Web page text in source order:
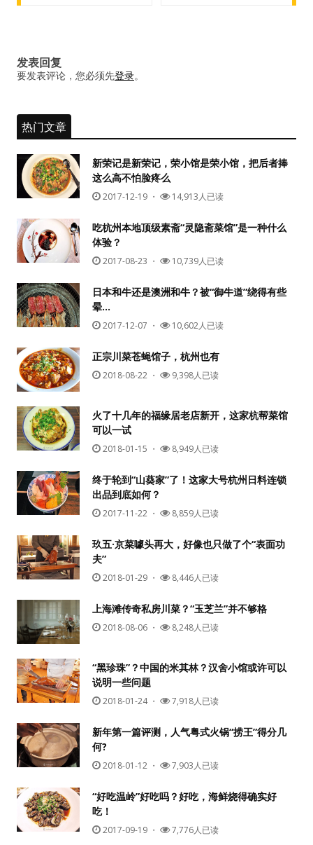
发表回复
要发表评论，您必须先登录。
热门文章
新荣记是新荣记，荣小馆是荣小馆，把后者捧
这么高不怕脸疼么
2017-12-19 ・ 14,913人已读
吃杭州本地顶级素斋“灵隐斋菜馆”是一种什么
体验？
2017-08-23 ・ 10,739人已读
日本和牛还是澳洲和牛？被“御牛道”绕得有些
晕…
2017-12-07 ・ 10,602人已读
正宗川菜苍蝇馆子，杭州也有
2018-08-22 ・ 9,398人已读
火了十几年的福缘居老店新开，这家杭帮菜馆
可以一试
2018-01-15 ・ 8,949人已读
终于轮到“山葵家”了！这家大号杭州日料连锁
出品到底如何？
2017-11-22 ・ 8,859人已读
玖五·京菜噱头再大，好像也只做了个“表面功
夫”
2018-01-29 ・ 8,446人已读
上海滩传奇私房川菜？“玉芝兰”并不够格
2018-08-06 ・ 8,248人已读
“黑珍珠”？中国的米其林？汉舍小馆或许可以
说明一些问题
2018-01-24・ 7,918人已读
新年第一篇评测，人气粤式火锅“捞王”得分几
何?
2018-01-12 ・ 7,903人已读
“好吃温岭”好吃吗？好吃，海鲜烧得确实好
吃！
2017-09-19 ・ 7,776人已读